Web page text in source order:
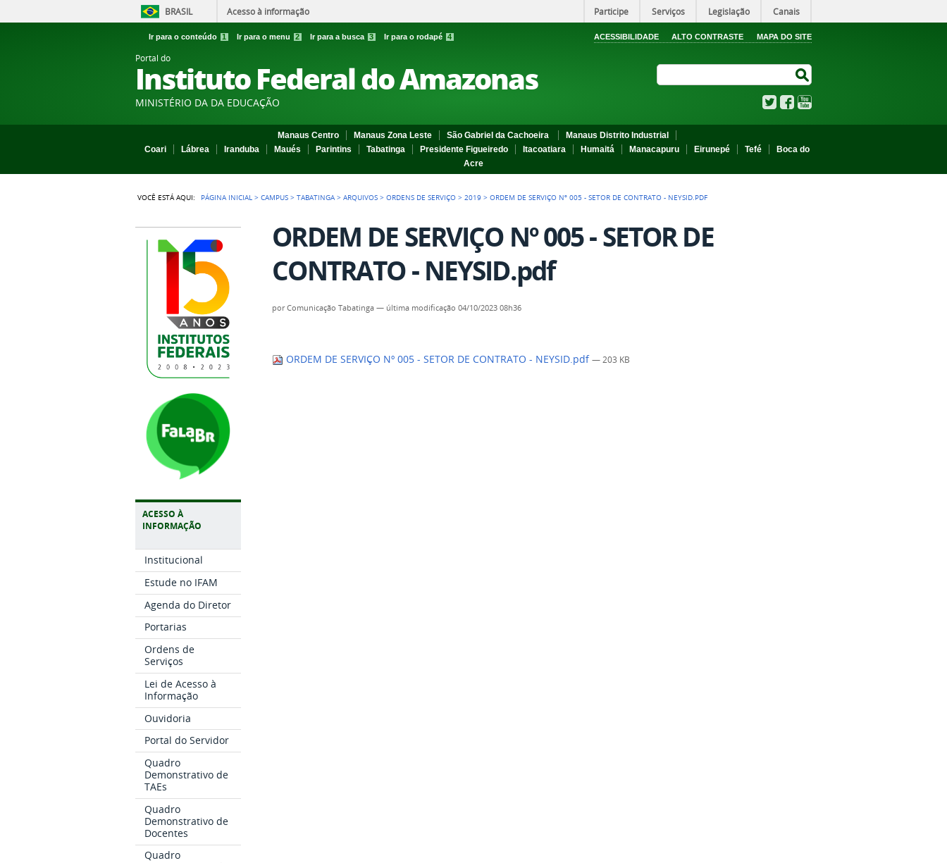
BRASIL Acesso à informação Participe Serviços Legislação Canais
Ir para o conteúdo 1 Ir para o menu 2 Ir para a busca 3 Ir para o rodapé 4 ACESSIBILIDADE ALTO CONTRASTE MAPA DO SITE
Portal do
Instituto Federal do Amazonas
MINISTÉRIO DA DA EDUCAÇÃO TwitterFacebook
Manaus Centro Manaus Zona Leste São Gabriel da Cachoeira
Manaus Distrito Industrial
Coari
Lábrea Iranduba Maués Parintins Tabatinga Presidente Figueiredo Itacoatiara Humaitá Manacapuru Eirunepé Tefé
Boca do
Acre
VOCÊ ESTÁ AQUI: PÁGINA INICIAL >CAMPUS >TABATINGA >ARQUIVOS >ORDENS DE SERVIÇO >2019 >ORDEM DE SERVIÇO Nº 005 - SETOR DE CONTRATO - NEYSID.PDF
ACESSO À
INFORMAÇÃO
Institucional
Estude no IFAM
Agenda do Diretor
Portarias
Ordens de
Serviços
Lei de Acesso à
Informação
Ouvidoria
Portal do Servidor
Quadro
Demonstrativo de
TAEs
Quadro
Demonstrativo de
Docentes
Quadro
ORDEM DE SERVIÇO Nº 005 - SETOR DE
CONTRATO - NEYSID.pdf
porComunicação Tabatinga — última modificação 04/10/2023 08h36
ORDEM DE SERVIÇO Nº 005 - SETOR DE CONTRATO - NEYSID.pdf— 203 KB